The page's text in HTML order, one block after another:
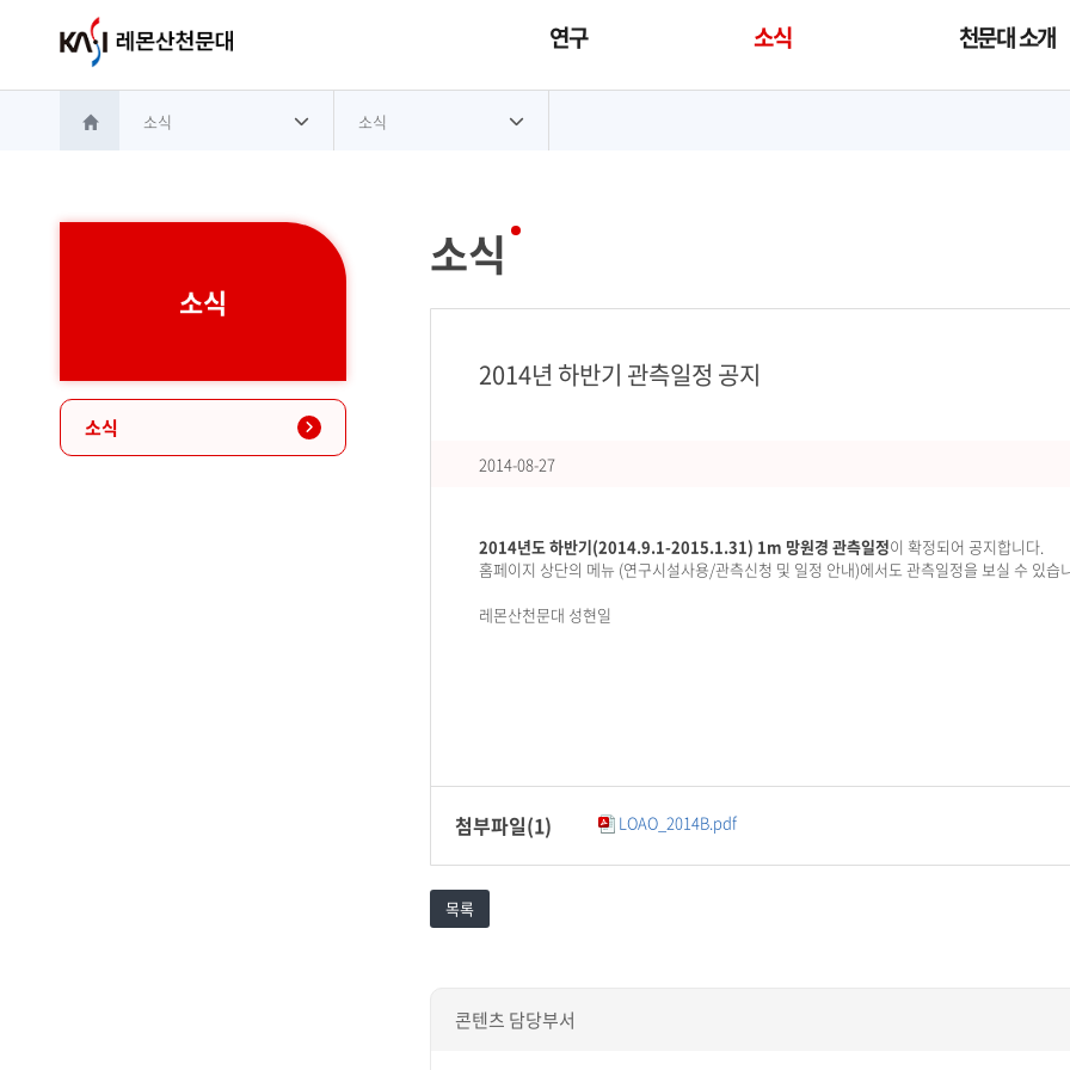
연구 소식 천문대 소개
홈으로 이동
소식 소식
소식
소식
소식
2014년 하반기 관측일정 공지
2014-08-27
2014년도 하반기(2014.9.1-2015.1.31) 1m 망원경 관측일정이 확정되어 공지합니다.
홈페이지 상단의 메뉴 (연구시설사용/관측신청 및 일정 안내)에서도 관측일정을 보실 수 있습
레몬산천문대 성현일
첨부파일(1) LOAO_2014B.pdf
목록
콘텐츠 담당부서